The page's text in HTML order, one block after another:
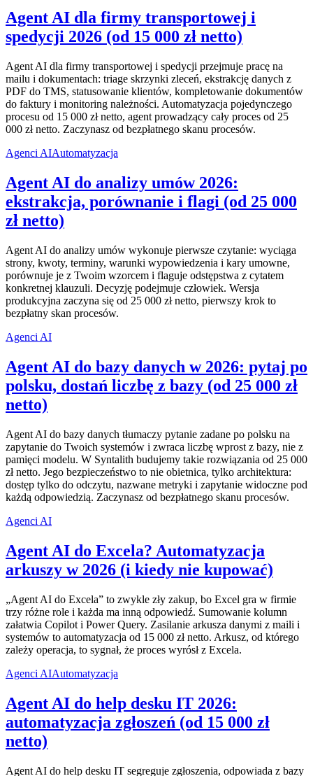
Agent AI dla firmy transportowej i
spedycji 2026 (od 15 000 zł netto)
Agent AI dla firmy transportowej i spedycji przejmuje pracę na
mailu i dokumentach: triage skrzynki zleceń, ekstrakcję danych z
PDF do TMS, statusowanie klientów, kompletowanie dokumentów
do faktury i monitoring należności. Automatyzacja pojedynczego
procesu od 15 000 zł netto, agent prowadzący cały proces od 25
000 zł netto. Zaczynasz od bezpłatnego skanu procesów.
Agenci AIAutomatyzacja
Agent AI do analizy umów 2026:
ekstrakcja, porównanie i flagi (od 25 000
zł netto)
Agent AI do analizy umów wykonuje pierwsze czytanie: wyciąga
strony, kwoty, terminy, warunki wypowiedzenia i kary umowne,
porównuje je z Twoim wzorcem i flaguje odstępstwa z cytatem
konkretnej klauzuli. Decyzję podejmuje człowiek. Wersja
produkcyjna zaczyna się od 25 000 zł netto, pierwszy krok to
bezpłatny skan procesów.
Agenci AI
Agent AI do bazy danych w 2026: pytaj po
polsku, dostań liczbę z bazy (od 25 000 zł
netto)
Agent AI do bazy danych tłumaczy pytanie zadane po polsku na
zapytanie do Twoich systemów i zwraca liczbę wprost z bazy, nie z
pamięci modelu. W Syntalith budujemy takie rozwiązania od 25 000
zł netto. Jego bezpieczeństwo to nie obietnica, tylko architektura:
dostęp tylko do odczytu, nazwane metryki i zapytanie widoczne pod
każdą odpowiedzią. Zaczynasz od bezpłatnego skanu procesów.
Agenci AI
Agent AI do Excela? Automatyzacja
arkuszy w 2026 (i kiedy nie kupować)
„Agent AI do Excela” to zwykle zły zakup, bo Excel gra w firmie
trzy różne role i każda ma inną odpowiedź. Sumowanie kolumn
załatwia Copilot i Power Query. Zasilanie arkusza danymi z maili i
systemów to automatyzacja od 15 000 zł netto. Arkusz, od którego
zależy operacja, to sygnał, że proces wyrósł z Excela.
Agenci AIAutomatyzacja
Agent AI do help desku IT 2026:
automatyzacja zgłoszeń (od 15 000 zł
netto)
Agent AI do help desku IT segreguje zgłoszenia, odpowiada z bazy